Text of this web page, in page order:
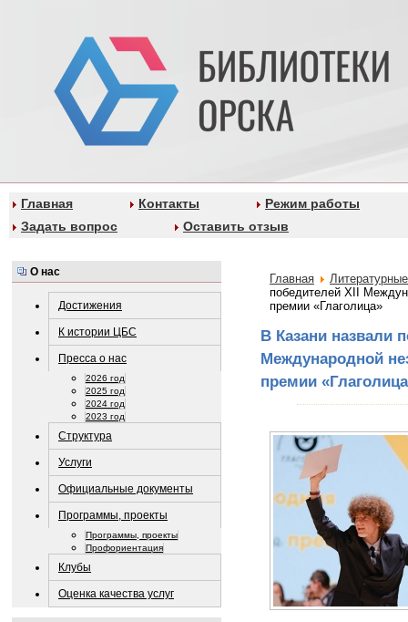
Главная Контакты
Режим работы
Задать вопрос
Оставить отзыв
О нас
Достижения
К истории ЦБС
Пресса о нас
2026 год
2025 год
2024 год
2023 год
Структура
Услуги
Официальные документы
Программы, проекты
Программы, проекты
Профориентация
Клубы
Оценка качества услуг
Главная
победителей XII
премии «Глаголица»
В Казани назвали
Международной
премии